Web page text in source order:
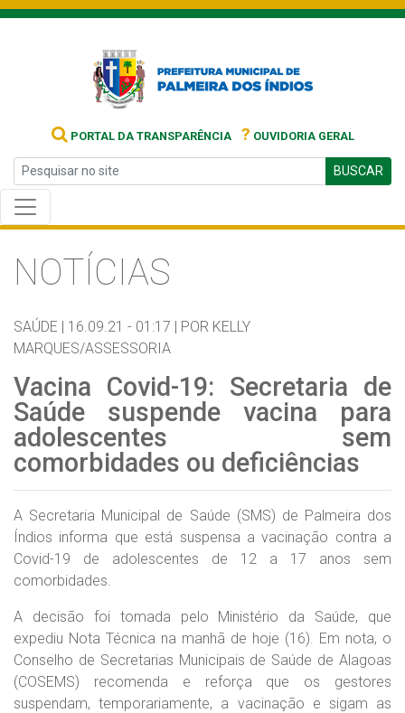
PORTAL DA TRANSPARÊNCIA ? OUVIDORIA GERAL
BUSCAR
NOTÍCIAS
SAÚDE | 16.09.21 - 01:17 | POR KELLY
MARQUES/ASSESSORIA
Vacina Covid-19: Secretaria de
Saúde suspende vacina para
adolescentes sem
comorbidades ou deficiências
A Secretaria Municipal de Saúde (SMS) de Palmeira dos
Índios informa que está suspensa a vacinação contra a
Covid-19 de adolescentes de 12 a 17 anos sem
comorbidades.
A decisão foi tomada pelo Ministério da Saúde, que
expediu Nota Técnica na manhã de hoje (16). Em nota, o
Conselho de Secretarias Municipais de Saúde de Alagoas
(COSEMS) recomenda e reforça que os gestores
suspendam, temporariamente, a vacinação e sigam as